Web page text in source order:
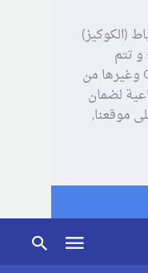
(الكوكيز)
تتم
مشاركة بعض المعلومات مع Google وغيرها من
لضمان
موقعنا,